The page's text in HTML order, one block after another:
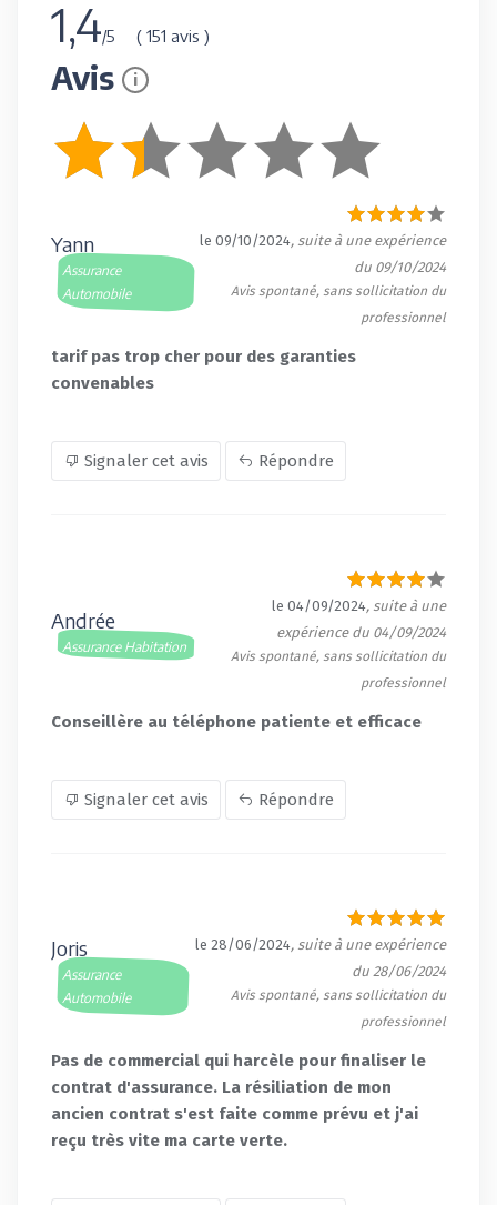
1,4/5 ( 151 avis )
Avis i
Yann
Assurance
Automobile
le 09/10/2024, suite à une expérience
du 09/10/2024
Avis spontané, sans sollicitation du
professionnel
tarif pas trop cher pour des garanties
convenables
Signaler cet avis Répondre
Andrée
Assurance Habitation
le 04/09/2024, suite à une
expérience du 04/09/2024
Avis spontané, sans sollicitation du
professionnel
Conseillère au téléphone patiente et efficace
Signaler cet avis Répondre
Joris
Assurance
Automobile
le 28/06/2024, suite à une expérience
du 28/06/2024
Avis spontané, sans sollicitation du
professionnel
Pas de commercial qui harcèle pour finaliser le
contrat d'assurance. La résiliation de mon
ancien contrat s'est faite comme prévu et j'ai
reçu très vite ma carte verte.